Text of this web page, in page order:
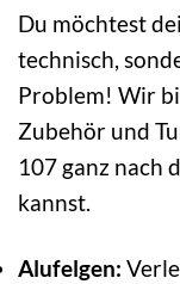
Du möchtest
technisch,
Problem! Wir
Zubehör und
107 ganz nach
kannst.
Alufelgen: